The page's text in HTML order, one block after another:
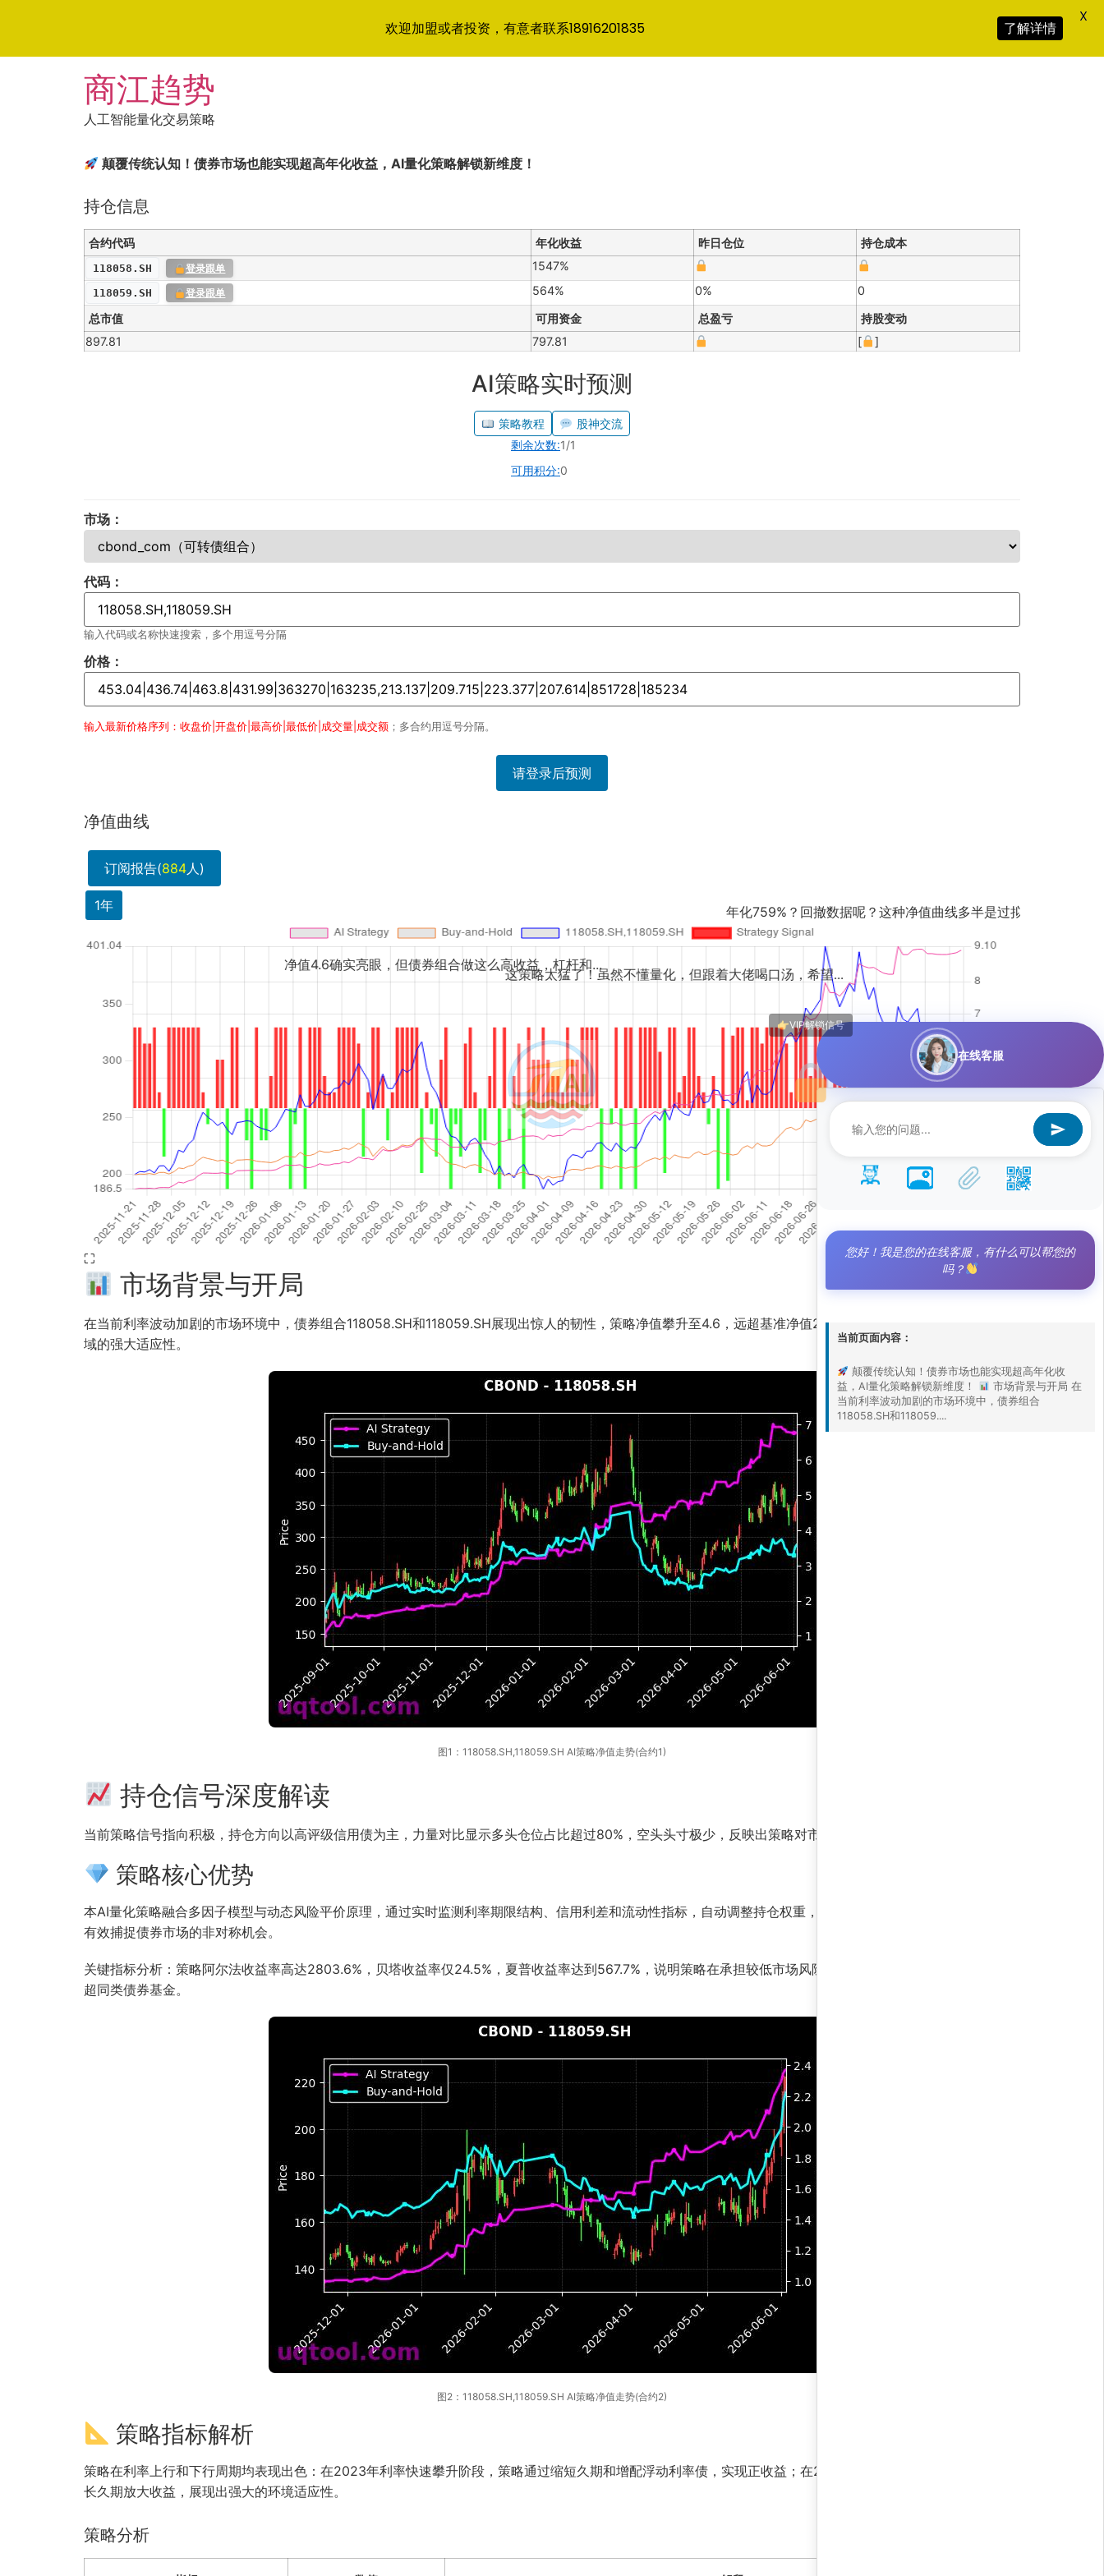
商江趋势
人工智能量化交易策略
颠覆传统认知！债券市场也能实现超高年化收益，AI量化策略解锁新维度！
持仓信息
合约代码 年化收益 昨日仓位 持仓成本
118058.SH 登录跟单 1547%
118059.SH 登录跟单 564% 0%
0
总市值
可用资金 总盈亏
持股变动
897.81
797.81 [ ]
AI策略实时预测
策略教程
股神交流
剩余次数:1/1
可用积分:0
市场：
代码：
输入代码或名称快速搜索，多个用逗号分隔
价格：
输入最新价格序列：收盘价|开盘价|最高价|最低价|成交量|成交额 ；多合约用逗号分隔。
请登录后预测
净值曲线
订阅报告(884人)
1年
⛶
这策略太猛了！虽然不懂量化，但跟着大佬喝口汤，希望...
净值4.6确实亮眼，但债券组合做这么高收益，杠杆和...
年化759%？回撤数据呢？这种净值曲线多半是过拟合...
市场背景与开局
在当前利率波动加剧的市场环境中，债券组合118058.SH和118059.SH展现出惊人的韧性，策略净值攀升至4.6，远超基准净值2.9，凸显出量化策略在固定收益领
域的强大适应性。
图1：118058.SH,118059.SH AI策略净值走势(合约1)
持仓信号深度解读
当前策略信号指向积极，持仓方向以高评级信用债为主，力量对比显示多头仓位占比超过80%，空头头寸极少，反映出策略对市场利率下行预期的强烈信心。
策略核心优势
本AI量化策略融合多因子模型与动态风险平价原理，通过实时监测利率期限结构、信用利差和流动性指标，自动调整持仓权重，从而实现收益与风险的动态平衡，
有效捕捉债券市场的非对称机会。
关键指标分析：策略阿尔法收益率高达2803.6%，贝塔收益率仅24.5%，夏普收益率达到567.7%，说明策略在承担较低市场风险的前提下，创造了超额收益，远
超同类债券基金。
图2：118058.SH,118059.SH AI策略净值走势(合约2)
策略指标解析
策略在利率上行和下行周期均表现出色：在2023年利率快速攀升阶段，策略通过缩短久期和增配浮动利率债，实现正收益；在2024年降息预期下，策略又通过拉
长久期放大收益，展现出强大的环境适应性。
策略分析
欢迎加盟或者投资，有意者联系18916201835 了解详情
X
在线客服
您好！我是您的在线客服，有什么可以帮您的
吗？
当前页面内容：
颠覆传统认知！债券市场也能实现超高年化收
益，AI量化策略解锁新维度！
市场背景与开局 在
当前利率波动加剧的市场环境中，债券组合
118058.SH和118059....